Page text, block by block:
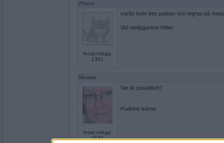
Phynx
Antal inlägg:
1301
varför kom inte polisen och ingrep på
Vid uteliggarens fötter.
Minobe
Antal inlägg:
1132
Var är paradiset?
Pudelns kärna